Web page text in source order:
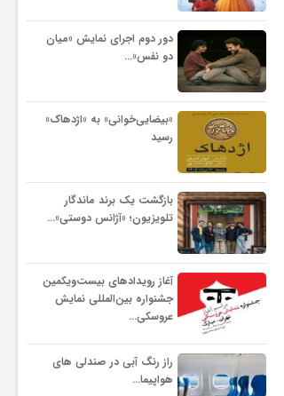
دور دوم اجرای نمایش «میان
دو نفس»…
«بیضایی‌خوانی» به «اژدهاک»
رسید
بازگشت یک برند ماندگار
تلویزیون؛ «آژانس دوستی»…
آغاز رویدادهای بیست‌ویکمین
جشنواره بین‌المللی نمایش
عروسکی…
راز رنگ آبی در صندلی های
هواپیما…